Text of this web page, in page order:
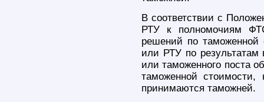
В соответствии с
РТУ к полномочиям
решений по
или РТУ по результатам
или таможенного поста
таможенной
принимаются таможней.